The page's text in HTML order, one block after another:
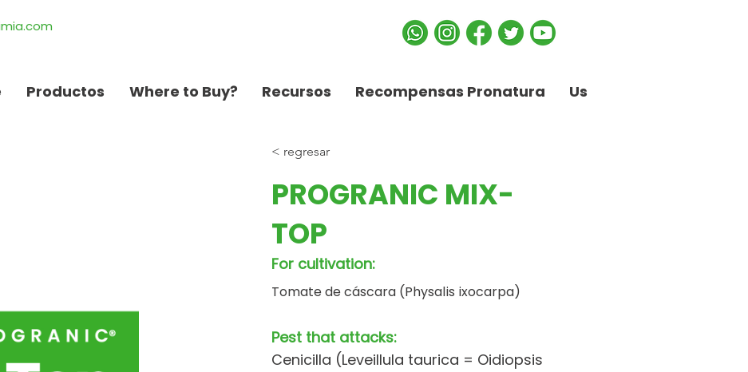
Productos Where to Buy? Recursos Recompensas Pronatura Us
< regresar
PROGRANIC MIX-
TOP
For cultivation:
Tomate de cáscara (Physalis ixocarpa)
Pest that attacks:
Cenicilla (Leveillula taurica = Oidiopsis